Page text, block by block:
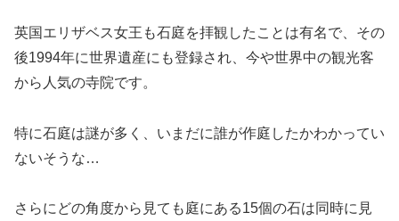
英国エリザベス女王も石庭を拝観したことは有名で、その
後1994年に世界遺産にも登録され、今や世界中の観光客
から人気の寺院です。
特に石庭は謎が多く、いまだに誰が作庭したかわかってい
ないそうな…
さらにどの角度から見ても庭にある15個の石は同時に見